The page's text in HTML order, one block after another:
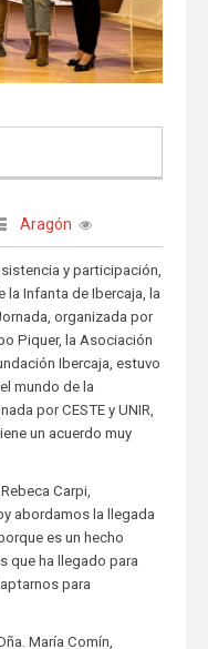
Aragón
y participación,
la Infanta de Ibercaja, la
organizada por
Piquer, la Asociación
Ibercaja, estuvo
mundo de la
por CESTE y UNIR,
un acuerdo muy
Carpi,
abordamos la llegada
es un hecho
que ha llegado para
para
María Comín,